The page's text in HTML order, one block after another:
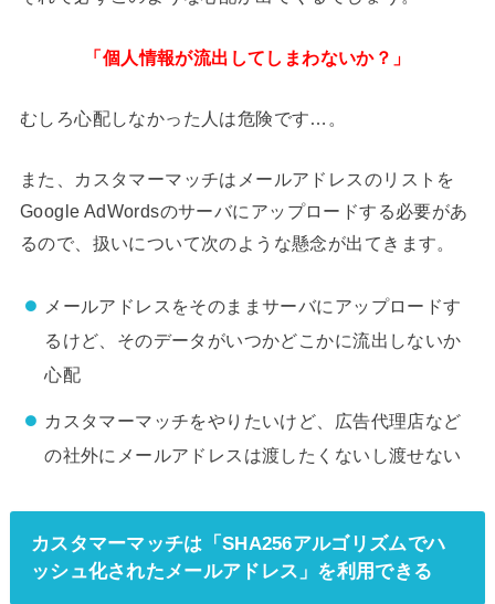
「個人情報が流出してしまわないか？」
むしろ心配しなかった人は危険です…。
また、カスタマーマッチはメールアドレスのリストを
Google AdWordsのサーバにアップロードする必要があ
るので、扱いについて次のような懸念が出てきます。
メールアドレスをそのままサーバにアップロードす
るけど、そのデータがいつかどこかに流出しないか
心配
カスタマーマッチをやりたいけど、広告代理店など
の社外にメールアドレスは渡したくないし渡せない
カスタマーマッチは「SHA256アルゴリズムでハ
ッシュ化されたメールアドレス」を利用できる